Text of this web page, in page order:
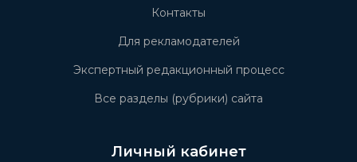
Контакты
Для рекламодателей
Экспертный редакционный процесс
Все разделы (рубрики) сайта
Личный кабинет